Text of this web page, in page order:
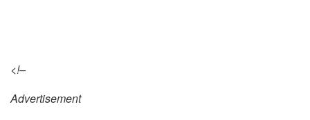
<!–
Advertisement